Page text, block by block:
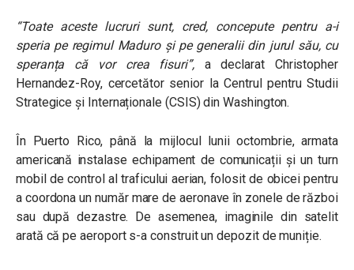
“Toate aceste lucruri sunt, cred, concepute pentru a-i
speria pe regimul Maduro și pe generalii din jurul său, cu
speranța că vor crea fisuri”,a declarat Christopher
Hernandez-Roy, cercetător senior la Centrul pentru Studii
Strategice și Internaționale (CSIS) din Washington.
În Puerto Rico, până la mijlocul lunii octombrie, armata
americană instalase echipament de comunicații și un turn
mobil de control al traficului aerian, folosit de obicei pentru
a coordona un număr mare de aeronave în zonele de război
sau după dezastre. De asemenea, imaginile din satelit
arată că pe aeroport s-a construit un depozit de muniție.